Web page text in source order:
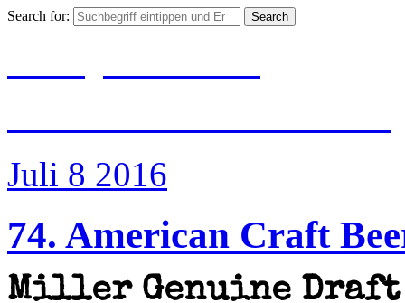
Search for:
BIER|JUBILÄUM
#500 Jahre
Juli 8 2016
74. American Craft
Miller Genuine Draft |